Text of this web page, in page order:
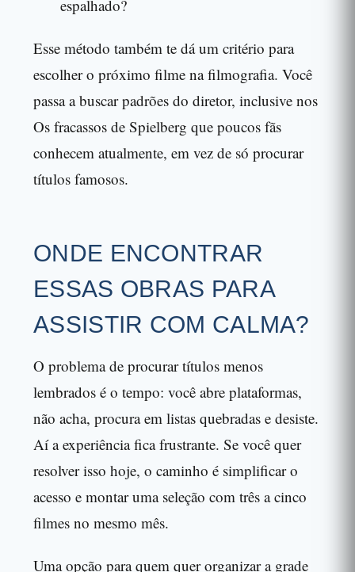
espalhado?
Esse método também te dá um critério para
escolher o próximo filme na filmografia. Você
passa a buscar padrões do diretor, inclusive nos
Os fracassos de Spielberg que poucos fãs
conhecem atualmente, em vez de só procurar
títulos famosos.
ONDE ENCONTRAR
ESSAS OBRAS PARA
ASSISTIR COM CALMA?
O problema de procurar títulos menos
lembrados é o tempo: você abre plataformas,
não acha, procura em listas quebradas e desiste.
Aí a experiência fica frustrante. Se você quer
resolver isso hoje, o caminho é simplificar o
acesso e montar uma seleção com três a cinco
filmes no mesmo mês.
Uma opção para quem quer organizar a grade